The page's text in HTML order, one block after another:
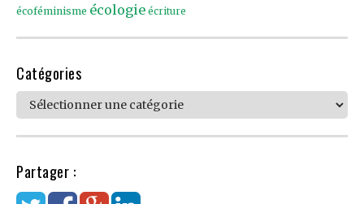
écoféminisme écologie écriture
Catégories
Catégories
Partager :